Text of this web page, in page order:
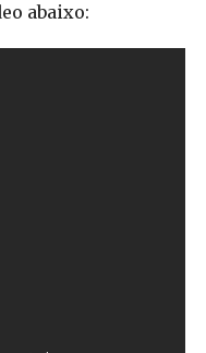
abaixo: